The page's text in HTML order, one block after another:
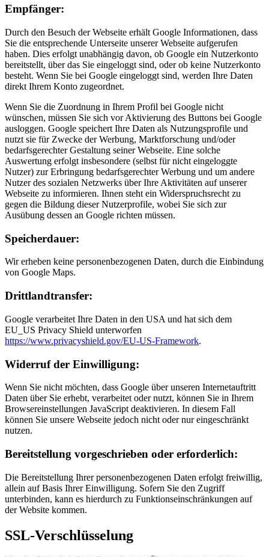
Empfänger:
Durch den Besuch der Webseite erhält Google Informationen, dass
Sie die entsprechende Unterseite unserer Webseite aufgerufen
haben. Dies erfolgt unabhängig davon, ob Google ein Nutzerkonto
bereitstellt, über das Sie eingeloggt sind, oder ob keine Nutzerkonto
besteht. Wenn Sie bei Google eingeloggt sind, werden Ihre Daten
direkt Ihrem Konto zugeordnet.
Wenn Sie die Zuordnung in Ihrem Profil bei Google nicht
wünschen, müssen Sie sich vor Aktivierung des Buttons bei Google
ausloggen. Google speichert Ihre Daten als Nutzungsprofile und
nutzt sie für Zwecke der Werbung, Marktforschung und/oder
bedarfsgerechter Gestaltung seiner Webseite. Eine solche
Auswertung erfolgt insbesondere (selbst für nicht eingeloggte
Nutzer) zur Erbringung bedarfsgerechter Werbung und um andere
Nutzer des sozialen Netzwerks über Ihre Aktivitäten auf unserer
Webseite zu informieren. Ihnen steht ein Widerspruchsrecht zu
gegen die Bildung dieser Nutzerprofile, wobei Sie sich zur
Ausübung dessen an Google richten müssen.
Speicherdauer:
Wir erheben keine personenbezogenen Daten, durch die Einbindung
von Google Maps.
Drittlandtransfer:
Google verarbeitet Ihre Daten in den USA und hat sich dem
EU_US Privacy Shield unterworfen
https://www.privacyshield.gov/EU-US-Framework.
Widerruf der Einwilligung:
Wenn Sie nicht möchten, dass Google über unseren Internetauftritt
Daten über Sie erhebt, verarbeitet oder nutzt, können Sie in Ihrem
Browsereinstellungen JavaScript deaktivieren. In diesem Fall
können Sie unsere Webseite jedoch nicht oder nur eingeschränkt
nutzen.
Bereitstellung vorgeschrieben oder erforderlich:
Die Bereitstellung Ihrer personenbezogenen Daten erfolgt freiwillig,
allein auf Basis Ihrer Einwilligung. Sofern Sie den Zugriff
unterbinden, kann es hierdurch zu Funktionseinschränkungen auf
der Website kommen.
SSL-Verschlüsselung